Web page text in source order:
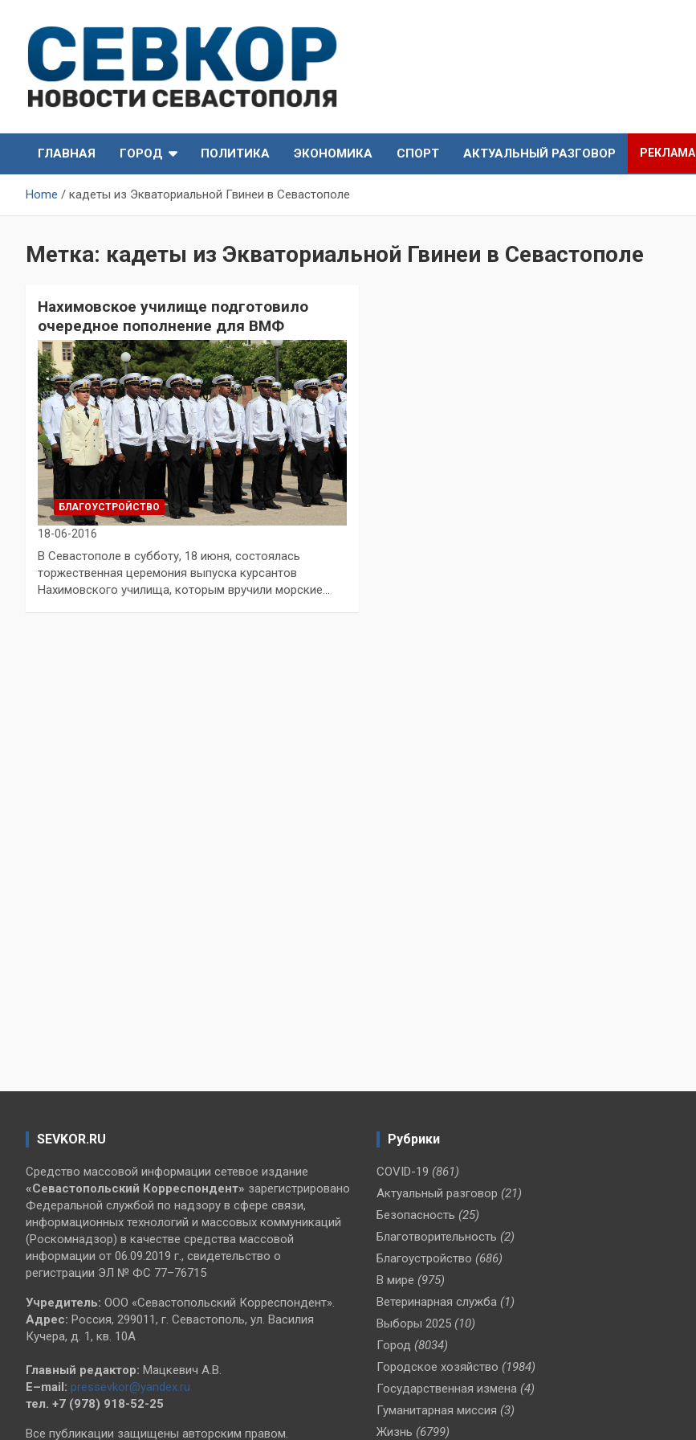
content
СевКор — Новости
Севастополя
Севастополя
ГЛАВНАЯ
ГОРОД ПОЛИТИКА ЭКОНОМИКА СПОРТ АКТУАЛЬНЫЙ РАЗГОВОР РЕКЛАМА
Home кадеты из Экваториальной Гвинеи в Севастополе
Метка: кадеты из Экваториальной Гвинеи в Севастополе
Нахимовское училище подготовило
очередное пополнение для ВМФ
БЛАГОУСТРОЙСТВО
18-06-2016
В Севастополе в субботу, 18 июня, состоялась
торжественная церемония выпуска курсантов
Нахимовского училища, которым вручили морские…
SEVKOR.RU
Средство массовой информации сетевое издание
«Севастопольский Корреспондент» зарегистрировано
Федеральной службой по надзору в сфере связи,
информационных технологий и массовых коммуникаций
(Роскомнадзор) в качестве средства массовой
информации от 06.09.2019 г., свидетельство о
регистрации ЭЛ № ФС 77–76715
Учредитель: ООО «Севастопольский Корреспондент».
Адрес: Россия, 299011, г. Севастополь, ул. Василия
Кучера, д. 1, кв. 10А
Главный редактор: Мацкевич А.В.
E–mail: pressevkor@yandex.ru
тел. +7 (978) 918-52-25
Все публикации защищены авторским правом.
Рубрики
COVID-19 (861)
Актуальный разговор (21)
Безопасность (25)
Благотворительность (2)
Благоустройство (686)
В мире (975)
Ветеринарная служба (1)
Выборы 2025 (10)
Город (8034)
Городское хозяйство (1984)
Государственная измена (4)
Гуманитарная миссия (3)
Жизнь (6799)